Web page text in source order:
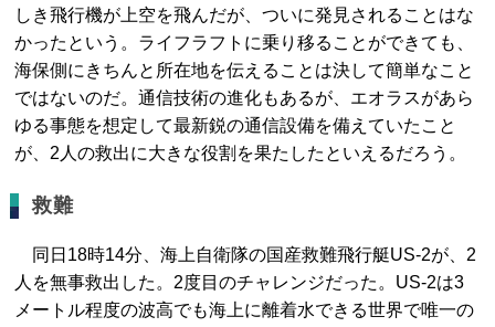
しき飛行機が上空を飛んだが、ついに発見されることはな
かったという。ライフラフトに乗り移ることができても、
海保側にきちんと所在地を伝えることは決して簡単なこと
ではないのだ。通信技術の進化もあるが、エオラスがあら
ゆる事態を想定して最新鋭の通信設備を備えていたこと
が、2人の救出に大きな役割を果たしたといえるだろう。
救難
同日18時14分、海上自衛隊の国産救難飛行艇US-2が、2
人を無事救出した。2度目のチャレンジだった。US-2は3
メートル程度の波高でも海上に離着水できる世界で唯一の